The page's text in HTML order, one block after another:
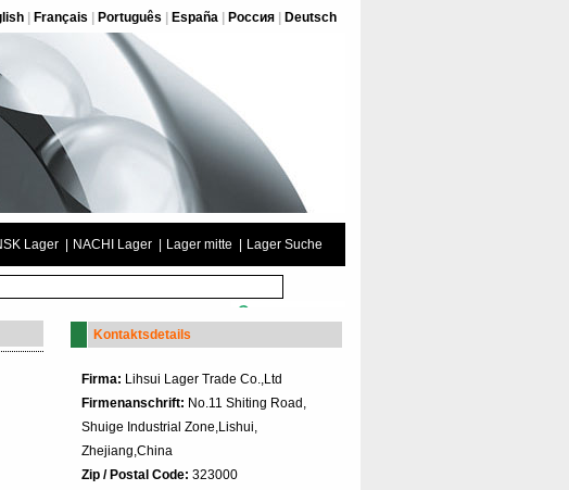
Français Português España Россия Deutsch
Lager NACHI Lager Lager mitte Lager Suche
Kontaktsdetails
Firma: Lihsui Lager Trade Co.,Ltd
Firmenanschrift: No.11 Shiting Road,
Shuige Industrial Zone,Lishui,
Zhejiang,China
Zip / Postal Code: 323000